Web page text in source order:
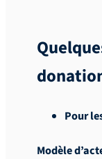
Pour
Modèle